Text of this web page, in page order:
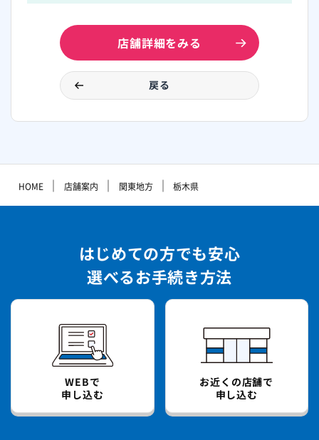
店舗詳細をみる
戻る
HOME ｜ 店舗案内 ｜ 関東地方 ｜ 栃木県
はじめての方でも安心
選べるお手続き方法
WEBで
申し込む
お近くの店舗で
申し込む